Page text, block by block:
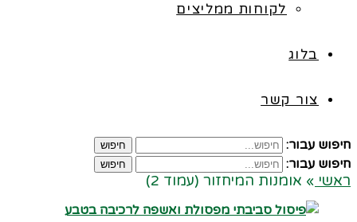
לקוחות ממליצים
בלוג
צור קשר
חיפוש עבור: חיפוש
חיפוש עבור: חיפוש
ראשי » אומנות המיחזור (עמוד 2)